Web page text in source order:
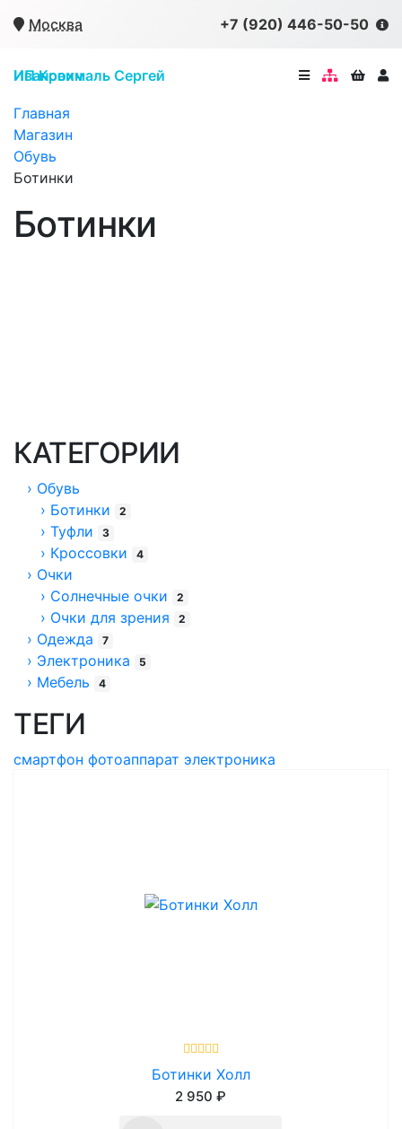
Москва +7 (920) 446-50-50
ИП Крохмаль Сергей Иванович
×
Главная
Магазин
Обувь
Ботинки
Ботинки
КАТЕГОРИИ
› Обувь
› Ботинки 2
› Туфли 3
› Кроссовки 4
› Очки
› Солнечные очки 2
› Очки для зрения 2
› Одежда 7
› Электроника 5
› Мебель 4
ТЕГИ
смартфон фотоаппарат электроника
Ботинки Холл
2 950 ₽